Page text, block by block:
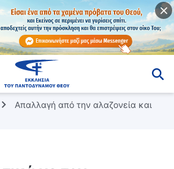
Απαλλαγή από την αλαζονεία και